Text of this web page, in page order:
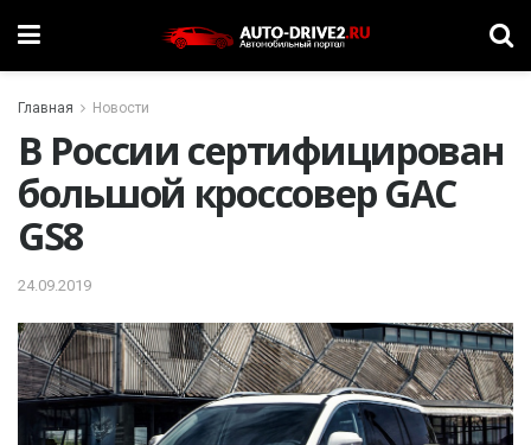
Главная Новости
В России сертифицирован
большой кроссовер GAC
GS8
24.09.2019